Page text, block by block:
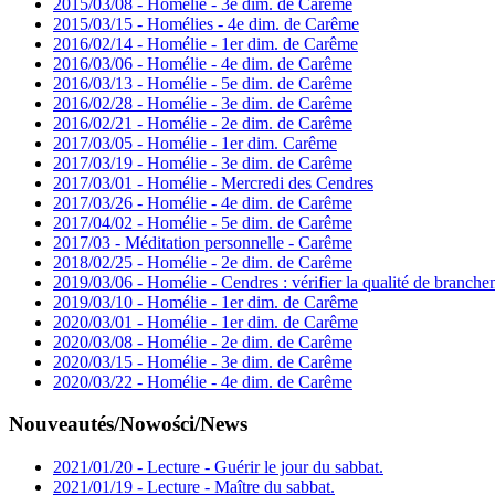
2015/03/15 - Homélies - 4e dim. de Carême
2016/02/14 - Homélie - 1er dim. de Carême
2016/03/06 - Homélie - 4e dim. de Carême
2016/03/13 - Homélie - 5e dim. de Carême
2016/02/28 - Homélie - 3e dim. de Carême
2016/02/21 - Homélie - 2e dim. de Carême
2017/03/05 - Homélie - 1er dim. Carême
2017/03/19 - Homélie - 3e dim. de Carême
2017/03/01 - Homélie - Mercredi des Cendres
2017/03/26 - Homélie - 4e dim. de Carême
2017/04/02 - Homélie - 5e dim. de Carême
2017/03 - Méditation personnelle - Carême
2018/02/25 - Homélie - 2e dim. de Carême
2019/03/06 - Homélie - Cendres : vérifier la qualité de
2019/03/10 - Homélie - 1er dim. de Carême
2020/03/01 - Homélie - 1er dim. de Carême
2020/03/08 - Homélie - 2e dim. de Carême
2020/03/15 - Homélie - 3e dim. de Carême
2020/03/22 - Homélie - 4e dim. de Carême
Nouveautés/Nowości/News
2021/01/20 - Lecture - Guérir le jour du sabbat.
2021/01/19 - Lecture - Maître du sabbat.